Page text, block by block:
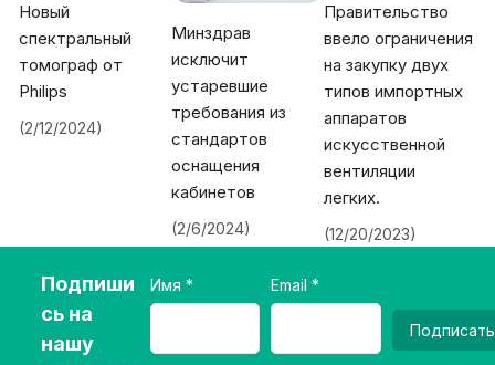
Новый
спектральный
томограф от
Philips
(2/12/2024)
Минздрав
исключит
устаревшие
требования из
стандартов
оснащения
кабинетов
(2/6/2024)
Правительство
ввело ограничения
на закупку двух
типов импортных
аппаратов
искусственной
вентиляции
легких.
(12/20/2023)
Подпиши
сь на
нашу
Имя Email